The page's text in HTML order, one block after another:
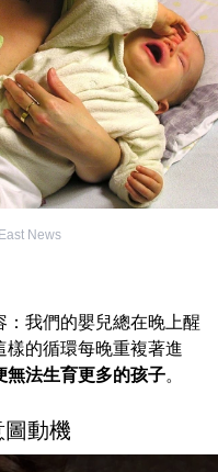
News
：我們的嬰兒總在晚上醒
樣的循環每晚重複著進
無法生育更多的孩子。
動機